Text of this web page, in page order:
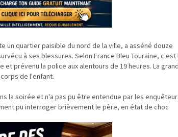
un quartier paisible du nord de la ville, a asséné douze
à ses blessures. Selon France Bleu Touraine, c'est
prévenu la police aux alentours de 19 heures. La
de l'enfant.
la soirée et n'a pas pu être entendue par les
pu interroger brièvement le père, en état de choc